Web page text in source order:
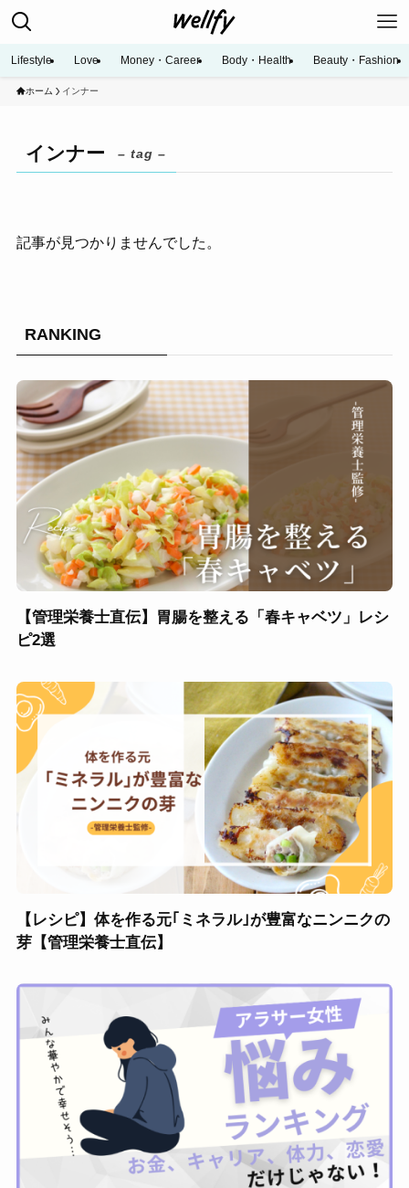
Lifestyle Love Money・Career Body・Health Beauty・Fashion
ホーム インナー
インナー – tag –
記事が見つかりませんでした。
RANKING
【管理栄養士直伝】胃腸を整える「春キャベツ」レシ
ピ2選
【レシピ】体を作る元｢ミネラル｣が豊富なニンニクの
芽【管理栄養士直伝】